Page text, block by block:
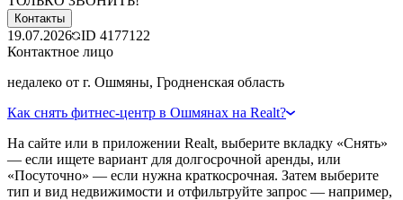
Контакты
19.07.2026 ID 4177122
Контактное лицо
недалеко от г. Ошмяны, Гродненская область
Как снять фитнес-центр в Ошмянах на Realt?
На сайте или в приложении Realt, выберите вкладку «Снять»
— если ищете вариант для долгосрочной аренды, или
«Посуточно» — если нужна краткосрочная. Затем выберите
тип и вид недвижимости и отфильтруйте запрос — например,